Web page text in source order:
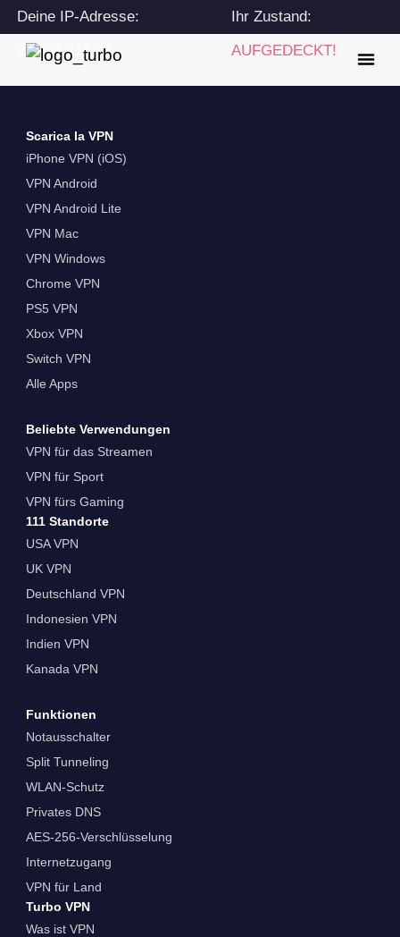
Deine IP-Adresse:
216.73.216.85
Ihr Zustand:
AUFGEDECKT!
Scarica la VPN
iPhone VPN (iOS)
VPN Android
VPN Android Lite
VPN Mac
VPN Windows
Chrome VPN
PS5 VPN
Xbox VPN
Switch VPN
Alle Apps
Beliebte Verwendungen
VPN für das Streamen
VPN für Sport
VPN fürs Gaming
111 Standorte
USA VPN
UK VPN
Deutschland VPN
Indonesien VPN
Indien VPN
Kanada VPN
Funktionen
Notausschalter
Split Tunneling
WLAN-Schutz
Privates DNS
AES-256-Verschlüsselung
Internetzugang
VPN für Land
Turbo VPN
Was ist VPN